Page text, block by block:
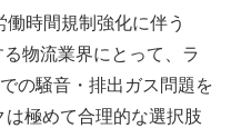
時間規制強化に伴う
物流業界にとって、ラ
の騒音・排出ガス問題を
極めて合理的な選択肢